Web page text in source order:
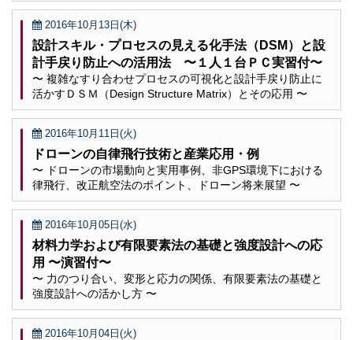
2016年10月13日(木)
設計スキル・プロセスの見える化手法（DSM）と設
計手戻り防止への活用法 〜１人１台ＰＣ実習付〜
〜 複雑なすり合わせプロセスの可視化と設計手戻り防止に
活かすＤＳＭ（Design Structure Matrix）とその応用 〜
2016年10月11日(火)
ドローンの自律飛行技術と産業応用・例
〜 ドローンの市場動向と実用事例、非GPS環境下における
律飛行、改正航空法のポイント、ドローン将来展望 〜
2016年10月05日(水)
材料力学および有限要素法の基礎と強度設計への応
用 〜演習付〜
〜 力のつり合い、変形と応力の関係、有限要素法の基礎と
強度設計への活かし方 〜
2016年10月04日(火)